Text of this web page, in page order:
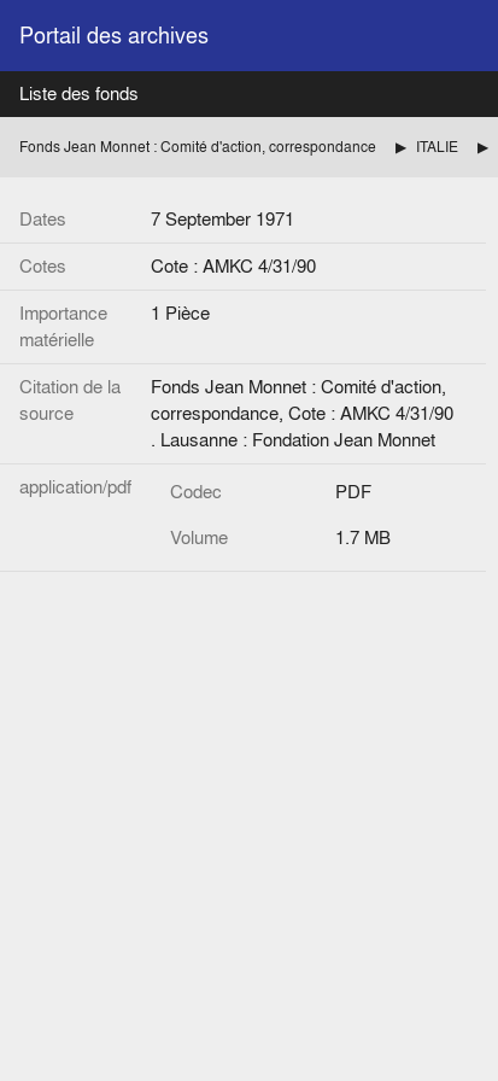
Portail des archives
Liste des fonds
Fonds Jean Monnet : Comité d'action, correspondance ITALIE
Dates
7 September 1971
Cotes
Cote : AMKC 4/31/90
Importance
matérielle
1 Pièce
Citation de la
source
Fonds Jean Monnet : Comité d'action,
correspondance, Cote : AMKC 4/31/90
. Lausanne : Fondation Jean Monnet
application/pdf
Codec
PDF
Volume
1.7 MB